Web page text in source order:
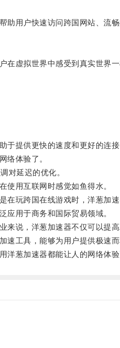
用户快速访问跨国网站、流畅
虚拟世界中感受到真实世界一
提供更快的速度和更好的连接
体验了。
延迟的优化。
用互联网时感觉如鱼得水。
玩跨国在线游戏时，洋葱加速
用于商务和国际贸易领域。
说，洋葱加速器不仅可以提高
工具，能够为用户提供极速而
葱加速器都能让人的网络体验